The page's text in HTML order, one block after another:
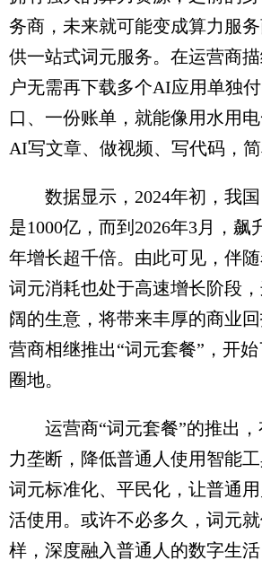
务商，未来就可能变成算力服
供一站式词元服务。在运营商
户无需再下载多个AI应用单独
口、一份账单，就能像用水用
AI写文章、做视频、写代码，简
数据显示，2024年初，我国
是1000亿，而到2026年3月，飙
年增长超千倍。由此可见，伴
词元消耗也处于高速增长阶段
阔的生意，将带来丰厚的商业
营商相继推出“词元套餐”，开
圈地。
运营商“词元套餐”的推出，
力垄断，降低普通人使用智能
词元标准化、平民化，让普通
活使用。或许不必多久，词元
样，深度融入普通人的数字生